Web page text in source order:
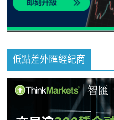
低點差外匯經紀商